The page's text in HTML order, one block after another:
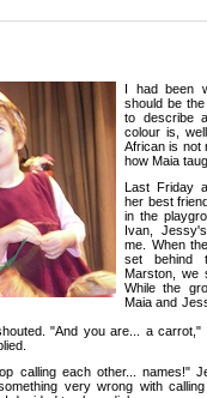
I had been
should be
to describe
colour is,
African is not
how Maia
Last Friday
her best
in the
Ivan,
me. When
set behind
Marston, we
While the
Maia and
"And you are... a carrot,"
calling each other... names!"
very wrong with